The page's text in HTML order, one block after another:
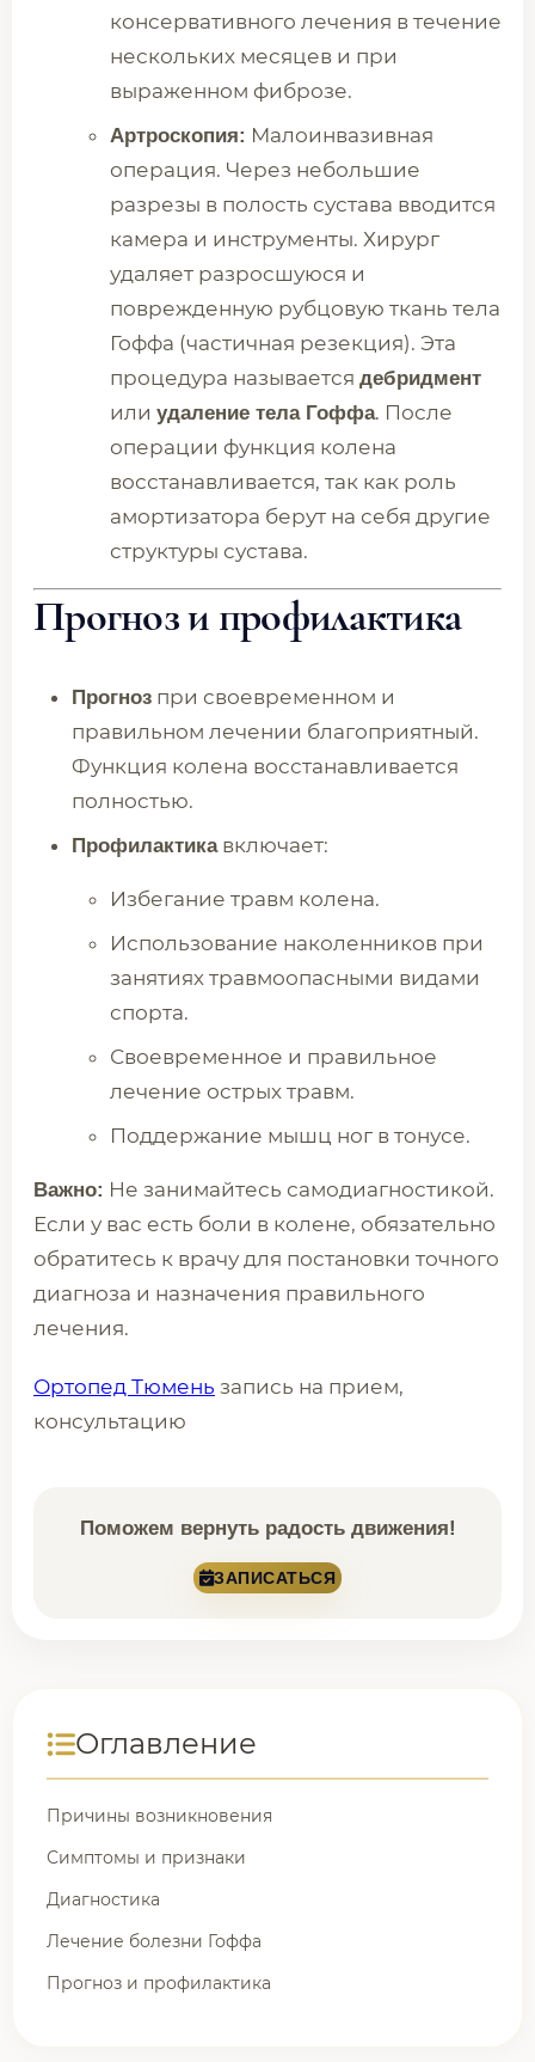
консервативного лечения в течение
нескольких месяцев и при
выраженном фиброзе.
Артроскопия: Малоинвазивная
операция. Через небольшие
разрезы в полость сустава вводится
камера и инструменты. Хирург
удаляет разросшуюся и
поврежденную рубцовую ткань тела
Гоффа (частичная резекция). Эта
процедура называется дебридмент
или удаление тела Гоффа. После
операции функция колена
восстанавливается, так как роль
амортизатора берут на себя другие
структуры сустава.
Прогноз и профилактика
Прогноз при своевременном и
правильном лечении благоприятный.
Функция колена восстанавливается
полностью.
Профилактикавключает:
Избегание травм колена.
Использование наколенников при
занятиях травмоопасными видами
спорта.
Своевременное и правильное
лечение острых травм.
Поддержание мышц ног в тонусе.
Важно: Не занимайтесь самодиагностикой.
Если у вас есть боли в колене, обязательно
обратитесь к врачу для постановки точного
диагноза и назначения правильного
лечения.
Ортопед Тюмень запись на прием,
консультацию
Поможем вернуть радость движения!
ЗАПИСАТЬСЯ
Оглавление
Причины возникновения
Симптомы и признаки
Диагностика
Лечение болезни Гоффа
Прогноз и профилактика